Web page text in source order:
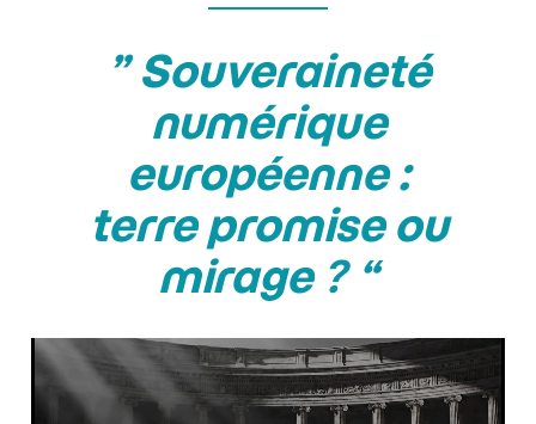
” Souveraineté
numérique
européenne :
terre promise ou
mirage ? “